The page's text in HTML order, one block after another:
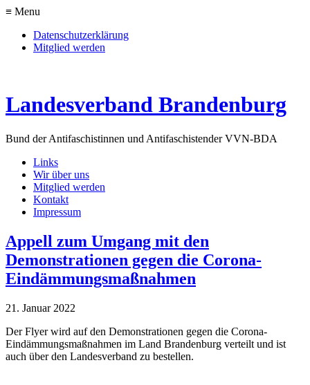
≡ Menu
Datenschutzerklärung
Mitglied werden
Landesverband Brandenburg
Bund der Antifaschistinnen und Antifaschistender VVN-BDA
Links
Wir über uns
Mitglied werden
Kontakt
Impressum
Appell zum Umgang mit den
Demonstrationen gegen die Corona-
Eindämmungsmaßnahmen
21. Januar 2022
Der Flyer wird auf den Demonstrationen gegen die Corona-
Eindämmungsmaßnahmen im Land Brandenburg verteilt und ist
auch über den Landesverband zu bestellen.